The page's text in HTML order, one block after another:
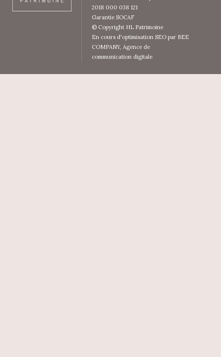
2018 000 038 121
Garantie SOCAF
© Copyright HL Patrimoine
En cours d'optimisation SEO par BEE
COMPANY, Agence de
communication digitale